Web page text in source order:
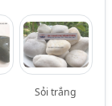
Sỏi trắng